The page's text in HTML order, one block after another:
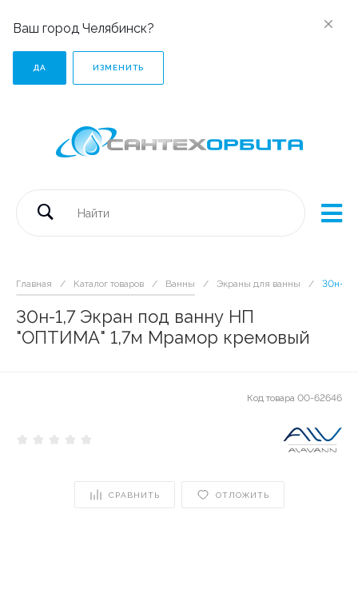
Ваш город Челябинск?
ДА ИЗМЕНИТЬ
Главная / Каталог товаров / Ванны / Экраны для ванны / 30н-
30н-1,7 Экран под ванну НП
"ОПТИМА" 1,7м Мрамор кремовый
Код товара 00-62646
СРАВНИТЬ ОТЛОЖИТЬ